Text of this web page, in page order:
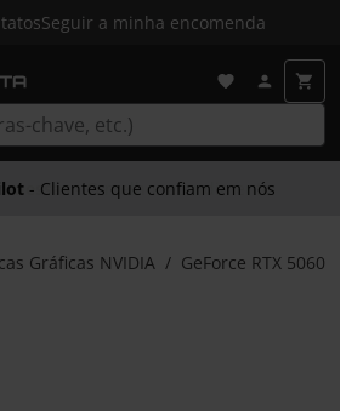
Seguir a minha encomenda
- Clientes que confiam em nós
Gráficas NVIDIA GeForce RTX 5060